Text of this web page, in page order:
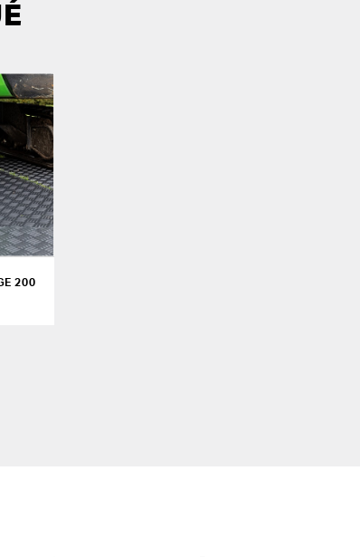
200